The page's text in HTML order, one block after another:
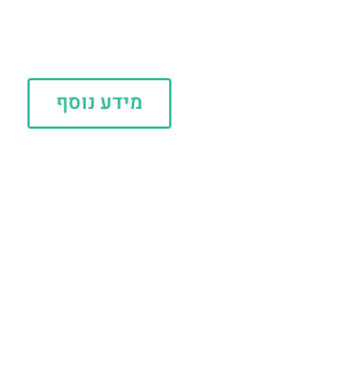
מידע נוסף